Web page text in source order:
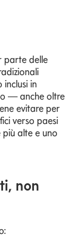
parte delle
inclusi in
— anche oltre
evitare per
verso paesi
più alte e uno
non